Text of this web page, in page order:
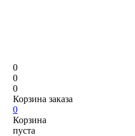
0
0
0
Корзина заказа
0
Корзина
пуста